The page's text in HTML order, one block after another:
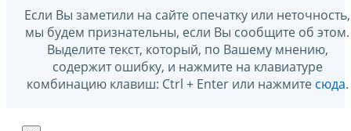
Если Вы заметили на сайте опечатку или неточность,
мы будем признательны, если Вы сообщите об этом.
Выделите текст, который, по Вашему мнению,
содержит ошибку, и нажмите на клавиатуре
комбинацию клавиш: Ctrl + Enter или нажмите сюда.